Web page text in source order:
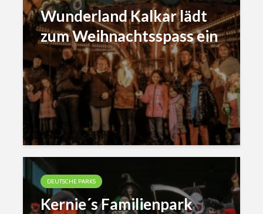
Wunderland Kalkar lädt
zum Weihnachtsspass ein
DEUTSCHE PARKS
Kernie´s Familienpark